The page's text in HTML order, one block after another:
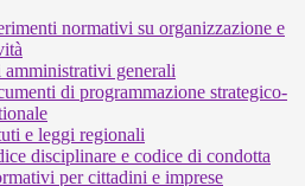
normativi su organizzazione e
generali
di programmazione strategico-
e leggi regionali
disciplinare e codice di condotta
per cittadini e imprese